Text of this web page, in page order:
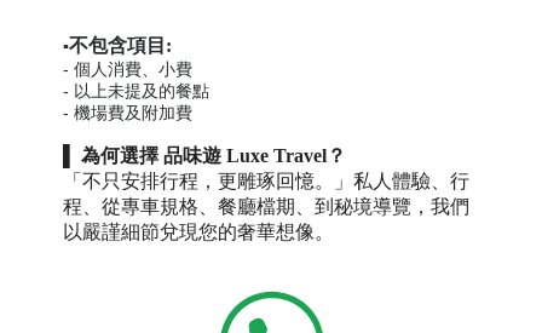
▪️不包含項目:
-個人消費、小費
- 以 上未提及的餐點
-機場費及附加費
▌為何選擇 品味遊 Luxe Travel？
「不只安排行程，更雕琢回憶。」私人體驗、行
程、從專車規格、餐廳檔期、到秘境導覽，我們
以嚴謹細節兌現您的奢華想像。